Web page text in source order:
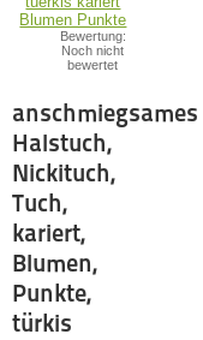
Bewertung:
Noch nicht
bewertet
anschmiegsames
Halstuch,
Nickituch,
Tuch,
kariert,
Blumen,
Punkte,
türkis